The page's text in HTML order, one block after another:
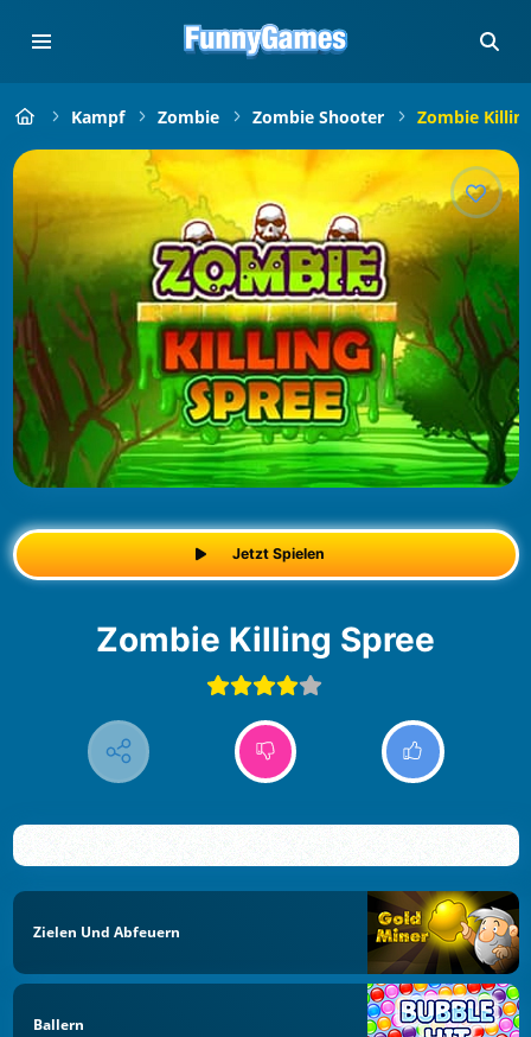
Kampf Zombie Zombie Shooter Zombie
Jetzt Spielen
Zombie Killing Spree
Zielen Und Abfeuern
Ballern